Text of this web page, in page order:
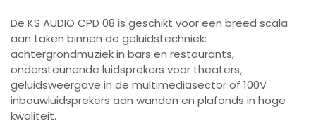
De KS AUDIO CPD 08 is geschikt voor een breed scala
aan taken binnen de geluidstechniek:
achtergrondmuziek in bars en restaurants,
ondersteunende luidsprekers voor theaters,
geluidsweergave in de multimediasector of 100V
inbouwluidsprekers aan wanden en plafonds in hoge
kwaliteit.